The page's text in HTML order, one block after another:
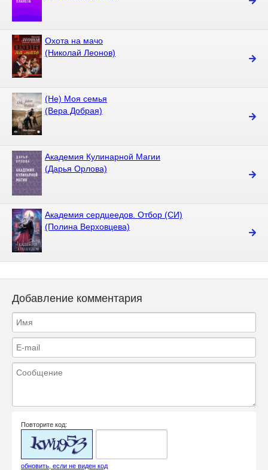
Охота на мачо
(Николай Леонов)
(Не) Моя семья
(Вера Добрая)
Академия Кулинарной Магии
(Дарья Орлова)
Академия сердцеедов. Отбор (СИ)
(Полина Верховцева)
Добавление комментария
Повторите код:
обновить, если не виден код